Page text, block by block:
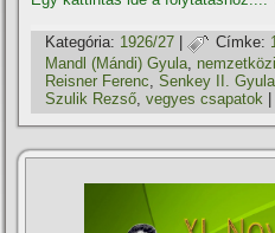
Kategória: 1926/27 | Címke:
Mandl (Mándi) Gyula
Reisner Ferenc ,Senkey II. Gyula
Szulik Rezső,vegyes csapatok